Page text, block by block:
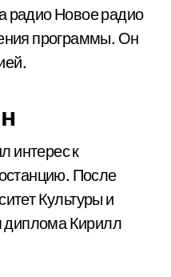
радио Новое радио
программы. Он
интерес к
После
Культуры и
диплома Кирилл